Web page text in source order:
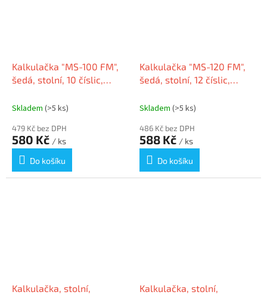
Kalkulačka "MS-100 FM",
šedá, stolní, 10 číslic,
Skladem (>5 ks)
479 Kč bez DPH
580 Kč / ks
Do košíku
Kalkulačka "MS-120 FM",
šedá, stolní, 12 číslic,
Skladem (>5 ks)
486 Kč bez DPH
588 Kč / ks
Do košíku
Kalkulačka, stolní,
Kalkulačka, stolní,